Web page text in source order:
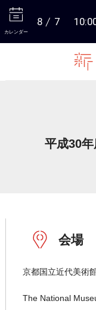
カレンダー
8 7
平成30
会場
京都国立近代美術
The National